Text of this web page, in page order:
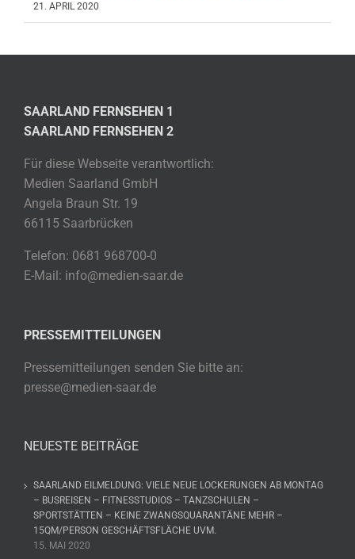
21. APRIL 2020
SAARLAND FERNSEHEN 1
SAARLAND FERNSEHEN 2
Für diese Webseite verantwortlich:
Medien Saarland GmbH
Angela Braun Str. 19
66115 Saarbrücken
Telefon: 0681 968700-0
E-Mail: info@medien-saar.de
PRESSEMITTEILUNGEN
Pressemitteilungen senden Sie bitte an:
presse@medien-saar.de
NEUESTE BEITRÄGE
SAARLAND EILMELDUNG: VIELE NEUE LOCKERUNGEN AB MONTAG
– BUSREISEN – FITNESSTUDIOS – TANZSCHULEN –
SPORTSTÄTTEN – KEINE ZWANGSQUARANTÄNE MEHR –
15QM/PERSON GESCHÄFTSFLÄCHE UVM.
15. MAI 2020